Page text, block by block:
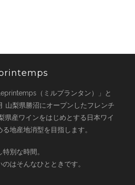
（ミルプランタン）」と
山梨県勝沼にオープンしたフレンチ
県産ワインをはじめとする日本ワイ
地産地消型を目指します。
別な時間。
はそんなひとときです。